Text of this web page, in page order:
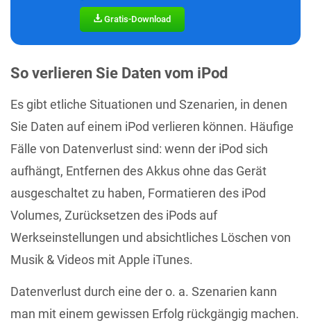
Gratis-Download
So verlieren Sie Daten vom iPod
Es gibt etliche Situationen und Szenarien, in denen
Sie Daten auf einem iPod verlieren können. Häufige
Fälle von Datenverlust sind: wenn der iPod sich
aufhängt, Entfernen des Akkus ohne das Gerät
ausgeschaltet zu haben, Formatieren des iPod
Volumes, Zurücksetzen des iPods auf
Werkseinstellungen und absichtliches Löschen von
Musik & Videos mit Apple iTunes.
Datenverlust durch eine der o. a. Szenarien kann
man mit einem gewissen Erfolg rückgängig machen.